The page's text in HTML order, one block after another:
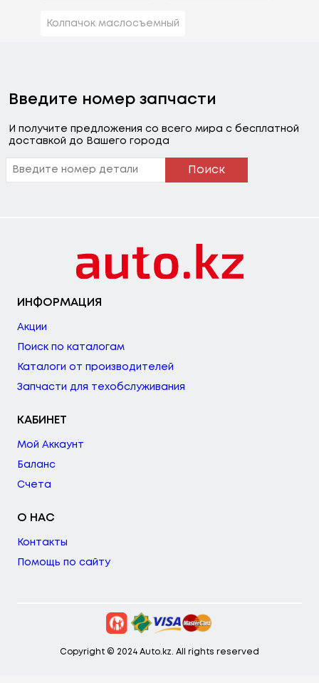
Колпачок маслосъемный
Введите номер запчасти
И получите предложения со всего мира с бесплатной
доставкой до Вашего города
Поиск
ИНФОРМАЦИЯ
Акции
Поиск по каталогам
Каталоги от производителей
Запчасти для техобслуживания
КАБИНЕТ
Мой Аккаунт
Баланс
Счета
О НАС
Контакты
Помощь по сайту
Copyright © 2024 Auto.kz. All rights reserved